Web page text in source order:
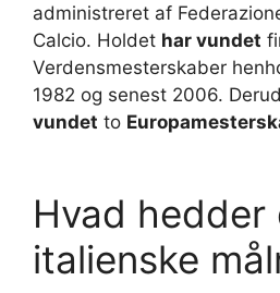
administreret af
Calcio. Holdet har vundet
Verdensmesterskaber
1982 og senest 2006.
vundet to
Hvad hedder
italienske